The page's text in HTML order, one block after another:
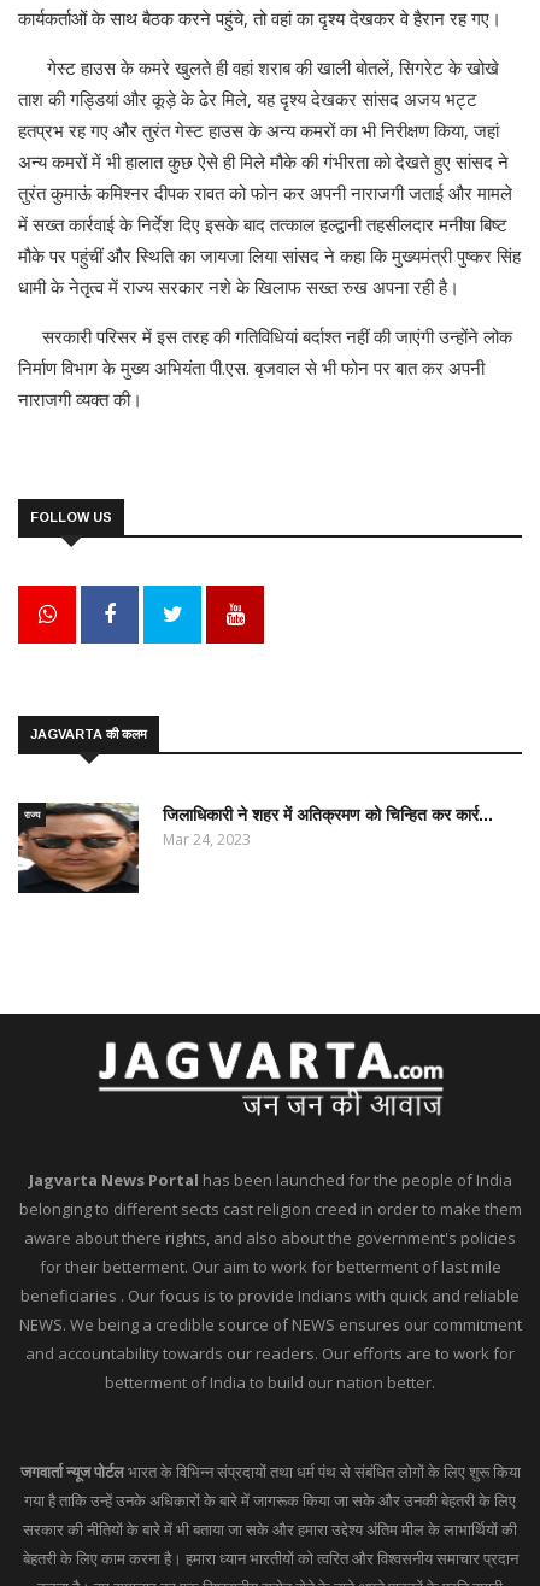
कार्यकर्ताओं के साथ बैठक करने पहुंचे, तो वहां का दृश्य देखकर वे हैरान रह गए।
गेस्ट हाउस के कमरे खुलते ही वहां शराब की खाली बोतलें, सिगरेट के खोखे
ताश की गड्डियां और कूड़े के ढेर मिले, यह दृश्य देखकर सांसद अजय भट्ट
हतप्रभ रह गए और तुरंत गेस्ट हाउस के अन्य कमरों का भी निरीक्षण किया, जहां
अन्य कमरों में भी हालात कुछ ऐसे ही मिले मौके की गंभीरता को देखते हुए सांसद ने
तुरंत कुमाऊं कमिश्नर दीपक रावत को फोन कर अपनी नाराजगी जताई और मामले
में सख्त कार्रवाई के निर्देश दिए इसके बाद तत्काल हल्द्वानी तहसीलदार मनीषा बिष्ट
मौके पर पहुंचीं और स्थिति का जायजा लिया सांसद ने कहा कि मुख्यमंत्री पुष्कर सिंह
धामी के नेतृत्व में राज्य सरकार नशे के खिलाफ सख्त रुख अपना रही है।
सरकारी परिसर में इस तरह की गतिविधियां बर्दाश्त नहीं की जाएंगी उन्होंने लोक
निर्माण विभाग के मुख्य अभियंता पी.एस. बृजवाल से भी फोन पर बात कर अपनी
नाराजगी व्यक्त की।
FOLLOW US
JAGVARTA की कलम
राज्य जिलाधिकारी ने शहर में अतिक्रमण को चिन्हित कर कार्र...
Mar 24, 2023
Jagvarta News Portal has been launched for the people of India
belonging to different sects cast religion creed in order to make them
aware about there rights, and also about the government's policies
for their betterment. Our aim to work for betterment of last mile
beneficiaries . Our focus is to provide Indians with quick and reliable
NEWS. We being a credible source of NEWS ensures our commitment
and accountability towards our readers. Our efforts are to work for
betterment of India to build our nation better.
जगवार्ता न्यूज पोर्टलभारत के विभिन्न संप्रदायों तथा धर्म पंथ से संबंधित लोगों के लिए शुरू किया
गया है ताकि उन्हें उनके अधिकारों के बारे में जागरूक किया जा सके और उनकी बेहतरी के लिए
सरकार की नीतियों के बारे में भी बताया जा सके और हमारा उद्देश्य अंतिम मील के लाभार्थियों की
बेहतरी के लिए काम करना है। हमारा ध्यान भारतीयों को त्वरित और विश्वसनीय समाचार प्रदान